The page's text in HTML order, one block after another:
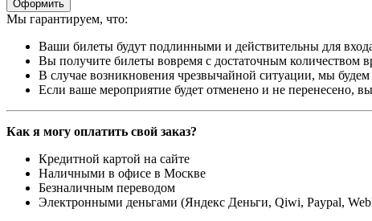
Оформить
Мы гарантируем, что:
Ваши билеты будут подлинными и действительны для
Вы получите билеты вовремя с достаточным количеством
В случае возникновения чрезвычайной ситуации, мы
Если ваше мероприятие будет отменено и не перенесено,
Как я могу оплатить свой заказ?
Кредитной картой на сайте
Наличными в офисе в Москве
Безналичным переводом
Электронными деньгами (Яндекс Деньги, Qiwi, Paypal,